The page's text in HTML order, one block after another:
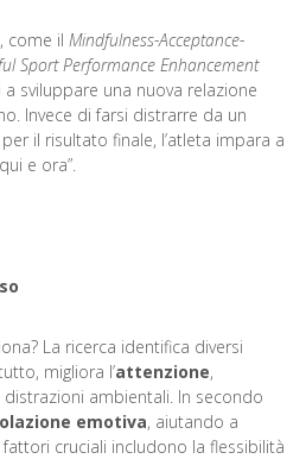
come il Mindfulness-Acceptance-
Sport Performance Enhancement
a sviluppare una nuova relazione
Invece di farsi distrarre da un
il risultato finale, l’atleta impara a
e ora”.
La ricerca identifica diversi
migliora l’attenzione,
ambientali. In secondo
emotiva, aiutando a
cruciali includono la flessibilità